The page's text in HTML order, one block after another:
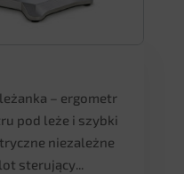
– ergometr
pod leże i szybki
niezależne
sterujący...